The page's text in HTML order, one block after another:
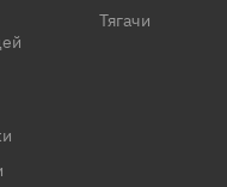
Тягачи